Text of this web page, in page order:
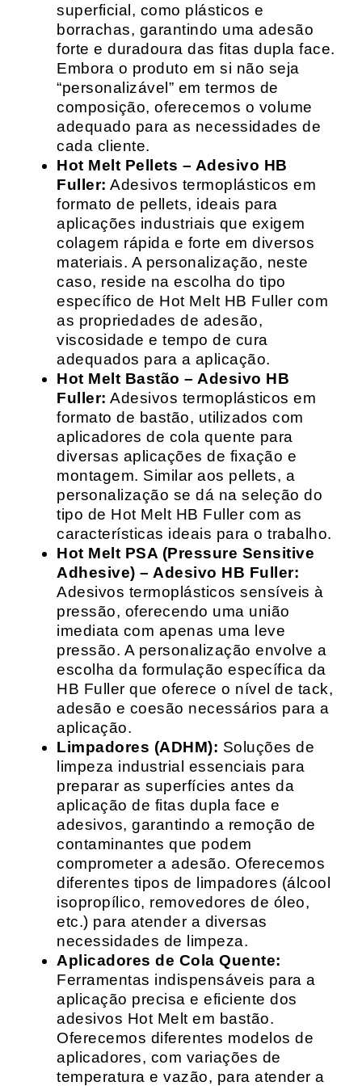
superficial, como plásticos e
borrachas, garantindo uma adesão
forte e duradoura das fitas dupla face.
Embora o produto em si não seja
“personalizável” em termos de
composição, oferecemos o volume
adequado para as necessidades de
cada cliente.
Hot Melt Pellets – Adesivo HB
Fuller: Adesivos termoplásticos em
formato de pellets, ideais para
aplicações industriais que exigem
colagem rápida e forte em diversos
materiais. A personalização, neste
caso, reside na escolha do tipo
específico de Hot Melt HB Fuller com
as propriedades de adesão,
viscosidade e tempo de cura
adequados para a aplicação.
Hot Melt Bastão – Adesivo HB
Fuller: Adesivos termoplásticos em
formato de bastão, utilizados com
aplicadores de cola quente para
diversas aplicações de fixação e
montagem. Similar aos pellets, a
personalização se dá na seleção do
tipo de Hot Melt HB Fuller com as
características ideais para o trabalho.
Hot Melt PSA (Pressure Sensitive
Adhesive) – Adesivo HB Fuller:
Adesivos termoplásticos sensíveis à
pressão, oferecendo uma união
imediata com apenas uma leve
pressão. A personalização envolve a
escolha da formulação específica da
HB Fuller que oferece o nível de tack,
adesão e coesão necessários para a
aplicação.
Limpadores (ADHM): Soluções de
limpeza industrial essenciais para
preparar as superfícies antes da
aplicação de fitas dupla face e
adesivos, garantindo a remoção de
contaminantes que podem
comprometer a adesão. Oferecemos
diferentes tipos de limpadores (álcool
isopropílico, removedores de óleo,
etc.) para atender a diversas
necessidades de limpeza.
Aplicadores de Cola Quente:
Ferramentas indispensáveis para a
aplicação precisa e eficiente dos
adesivos Hot Melt em bastão.
Oferecemos diferentes modelos de
aplicadores, com variações de
temperatura e vazão, para atender a